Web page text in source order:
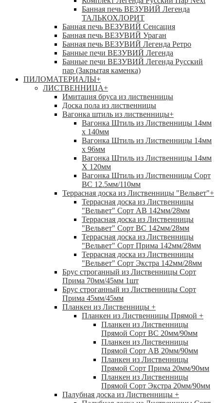
Банная печь ВЕЗУВИЙ Легенда
ТАЛЬКОХЛОРИТ
Банная печь ВЕЗУВИЙ Сенсация
Банная печь ВЕЗУВИЙ Ураган
Банная печь ВЕЗУВИЙ Легенда Ретро
Банные печи ВЕЗУВИЙ Легенда
Банные печи ВЕЗУВИЙ Легенда Русский
пар (Закрытая каменка)
ПИЛОМАТЕРИАЛЫ+
ЛИСТВЕННИЦА+
Имитация бруса из лиственницы
Доска пола из лиственницы
Вагонка штиль из лиственницы+
Вагонка Штиль из Лиственницы 14мм
х 140мм
Вагонка Штиль из Лиственницы 14мм
х 96мм
Вагонка Штиль из Лиственницы 14мм
X 120мм
Вагонка Штиль из Лиственницы Сорт
ВС 12.5мм/110мм
Террасная доска из Лиственницы "Вельвет"+
Террасная доска из Лиственницы
"Вельвет" Сорт АВ 142мм/28мм
Террасная доска из Лиственницы
"Вельвет" Сорт ВС 142мм/28мм
Террасная доска из Лиственницы
"Вельвет" Сорт Прима 142мм/28мм
Террасная доска из Лиственницы
"Вельвет" Сорт Экстра 142мм/28мм
Брус строганный из Лиственницы Сорт
Прима 70мм/45мм 1шт
Брус строганный из Лиственницы Сорт
Прима 45мм/45мм
Планкен из Лиственницы +
Планкен из Лиственницы Прямой +
Планкен из Лиственницы
Прямой Сорт ВС 20мм/90мм
Планкен из Лиственницы
Прямой Сорт АВ 20мм/90мм
Планкен из Лиственницы
Прямой Сорт Прима 20мм/90мм
Планкен из Лиственницы
Прямой Сорт Экстра 20мм/90мм
Палубная доска из Лиственницы +